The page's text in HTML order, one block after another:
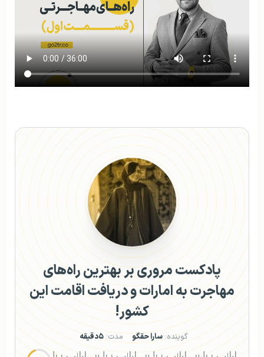
پادکست مروری بر بهترین راه‌های
مهاجرت به امارات و دریافت اقامت این
کشور!
گوینده:سارا حقگو مدت:۵دقیقه